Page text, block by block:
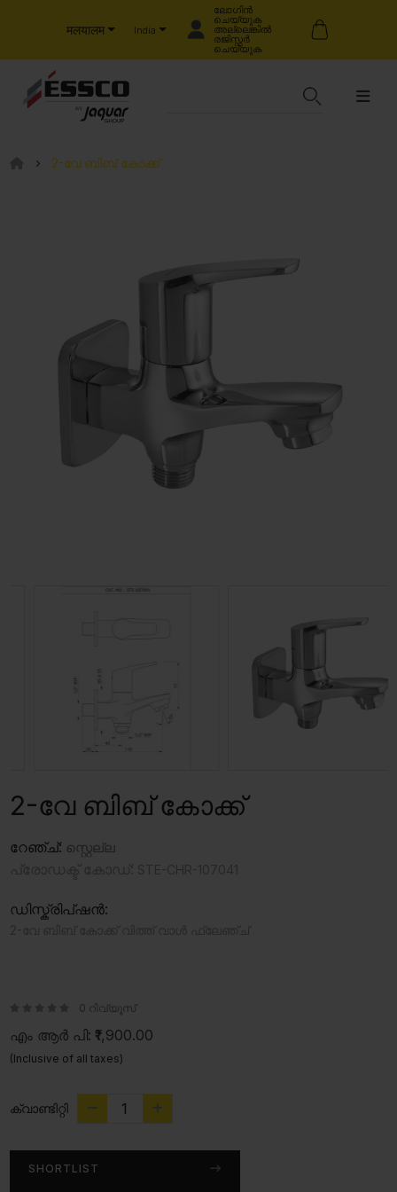
मलयालम India
ലോഗിൻ
ചെയ്യുക
അല്ലെങ്കിൽ
രജിസ്റ്റർ
ചെയ്യുക
2-വേ ബിബ് കോക്ക്
2-വേ ബിബ് കോക്ക്
റേഞ്ച്: സ്റ്റെല്ല
ഡിസ്ക്രിപ്ഷൻ:
0 റിവ്യൂസ്
എം ആർ പി: ₹1,900.00
(Inclusive of all taxes)
ക്വാണ്ടിറ്റി
SHORTLIST